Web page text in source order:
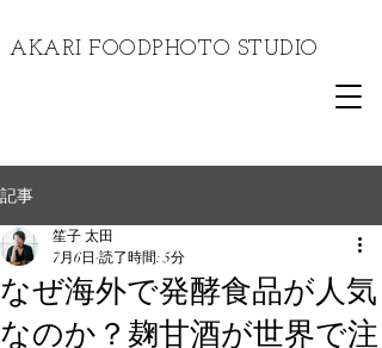
​AKARI FOODPHOTO STUDIO
記事
なぜ海外で発酵食品が人気
なのか？麹甘酒が世界で注
笙子 太田
7月6日 読了時間: 5分